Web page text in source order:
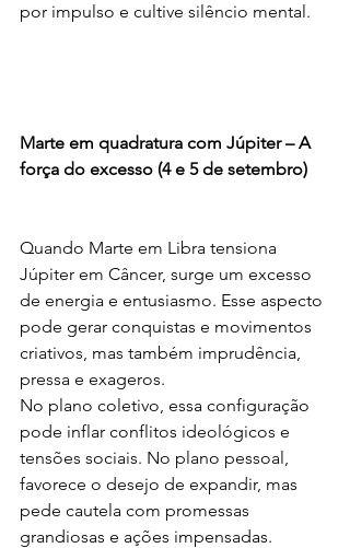
por impulso e cultive silêncio mental.
Marte em quadratura com Júpiter – A
força do excesso (4 e 5 de setembro)
Quando Marte em Libra tensiona
Júpiter em Câncer, surge um excesso
de energia e entusiasmo. Esse aspecto
pode gerar conquistas e movimentos
criativos, mas também imprudência,
pressa e exageros.
No plano coletivo, essa configuração
pode inflar conflitos ideológicos e
tensões sociais. No plano pessoal,
favorece o desejo de expandir, mas
pede cautela com promessas
grandiosas e ações impensadas.